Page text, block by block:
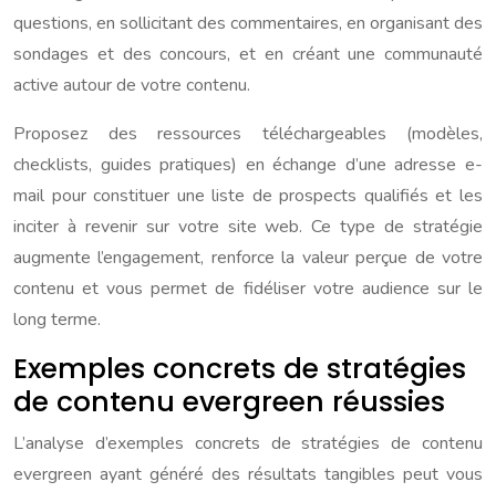
questions, en sollicitant des commentaires, en organisant des
sondages et des concours, et en créant une communauté
active autour de votre contenu.
Proposez des ressources téléchargeables (modèles,
checklists, guides pratiques) en échange d’une adresse e-
mail pour constituer une liste de prospects qualifiés et les
inciter à revenir sur votre site web. Ce type de stratégie
augmente l’engagement, renforce la valeur perçue de votre
contenu et vous permet de fidéliser votre audience sur le
long terme.
Exemples concrets de stratégies
de contenu evergreen réussies
L’analyse d’exemples concrets de stratégies de contenu
evergreen ayant généré des résultats tangibles peut vous